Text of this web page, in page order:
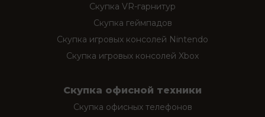
Скупка VR-гарнитур
Скупка геймпадов
Скупка игровых консолей Nintendo
Скупка игровых консолей Xbox
Скупка офисной техники
Скупка офисных телефонов